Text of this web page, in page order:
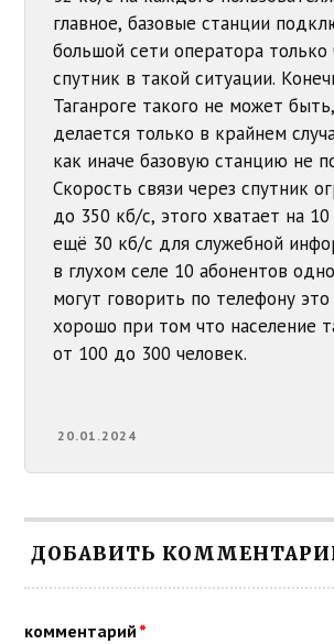
главное, базовые станции
большой сети оператора только
спутник в такой ситуации.
Таганроге такого не может
делается только в крайнем
как иначе базовую станцию не
Скорость связи через спутник
до 350 кб/с, этого хватает на
ещё 30 кб/с для служебной
в глухом селе 10 абонентов
могут говорить по телефону это
хорошо при том что население
от 100 до 300 человек.
20.01.2024
ДОБАВИТЬ
комментарий *